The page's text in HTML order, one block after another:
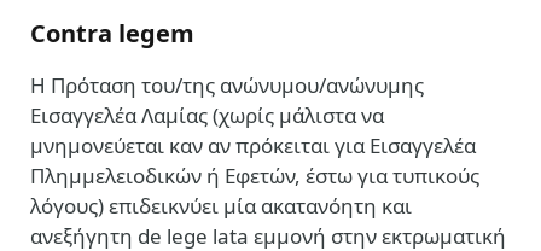
Contra legem
Η Πρόταση του/της ανώνυμου/ανώνυμης
Εισαγγελέα Λαμίας (χωρίς μάλιστα να
μνημονεύεται καν αν πρόκειται για Εισαγγελέα
Πλημμελειοδικών ή Εφετών, έστω για τυπικούς
λόγους) επιδεικνύει μία ακατανόητη και
ανεξήγητη de lege lata εμμονή στην εκτρωματική